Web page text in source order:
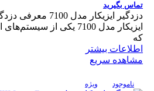
تماس بگیرید
که
اطلاعات بیشتر
مشاهده سریع
ناموجود ویژه